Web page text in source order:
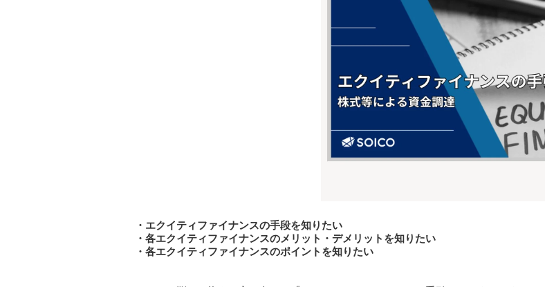
・エクイティファイナンスの手段を知りたい
・各エクイティファイナンスのメリット・デメリットを知りたい
・各エクイティファイナンスのポイントを知りたい